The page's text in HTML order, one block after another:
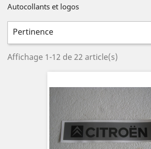
Autocollants et logos
Pertinence
Affichage 1-12 de 22 article(s)